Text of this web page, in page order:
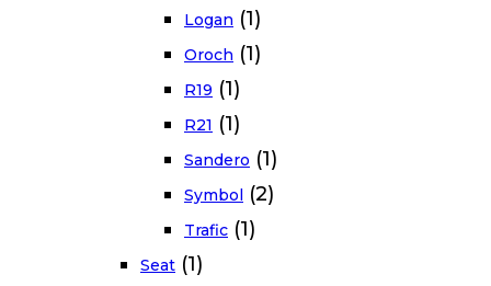
Logan (1)
Oroch (1)
R19 (1)
R21 (1)
Sandero (1)
Symbol (2)
Trafic (1)
Seat (1)